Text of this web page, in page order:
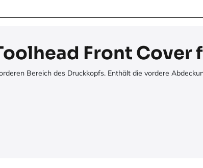
Front Cover
Bereich des Druckkopfs. Enthält die vordere